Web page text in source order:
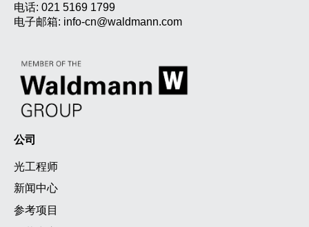
电话: 021 5169 1799
电子邮箱: info-cn@waldmann.com
公司
光工程师
新闻中心
参考项目